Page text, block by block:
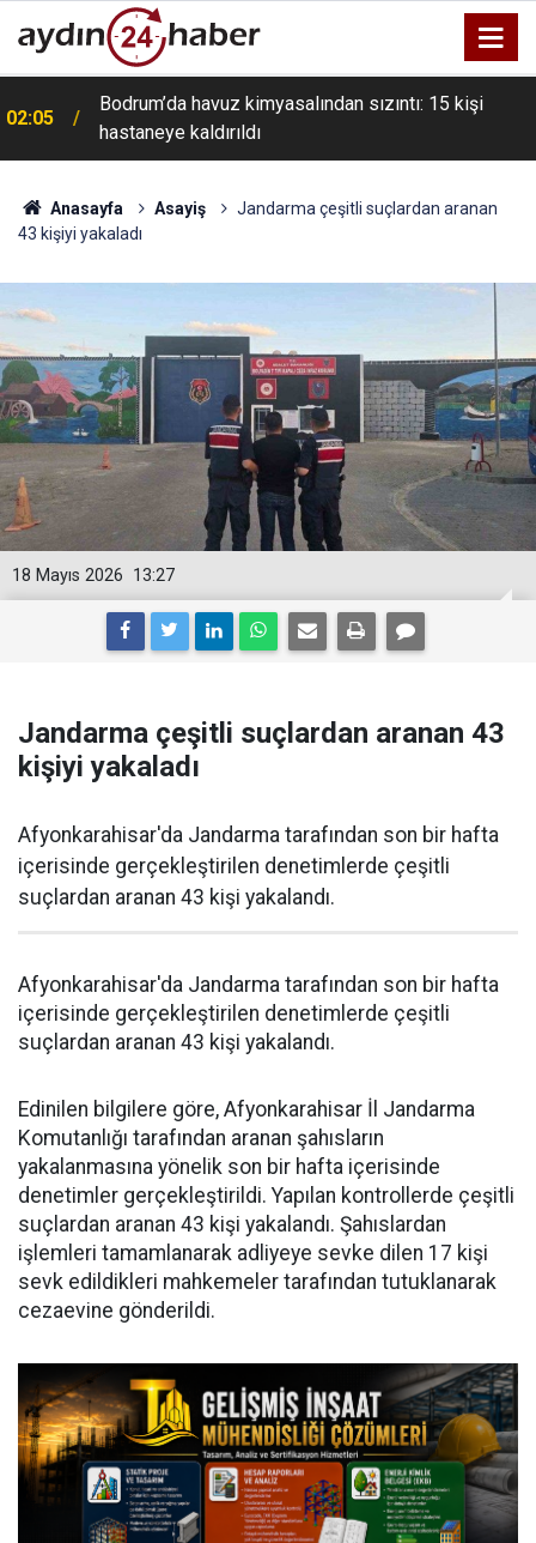
02:05
Bodrum’da havuz kimyasalından sızıntı: 15 kişi
hastaneye kaldırıldı
Anasayfa Asayiş
Jandarma çeşitli suçlardan aranan
43 kişiyi yakaladı
13:27
18 Mayıs 2026
Jandarma çeşitli suçlardan aranan 43
kişiyi yakaladı
Afyonkarahisar'da Jandarma tarafından son bir hafta
içerisinde gerçekleştirilen denetimlerde çeşitli
suçlardan aranan 43 kişi yakalandı.
Afyonkarahisar'da Jandarma tarafından son bir hafta
içerisinde gerçekleştirilen denetimlerde çeşitli
suçlardan aranan 43 kişi yakalandı.
Edinilen bilgilere göre, Afyonkarahisar İl Jandarma
Komutanlığı tarafından aranan şahısların
yakalanmasına yönelik son bir hafta içerisinde
denetimler gerçekleştirildi. Yapılan kontrollerde çeşitli
suçlardan aranan 43 kişi yakalandı. Şahıslardan
işlemleri tamamlanarak adliyeye sevke dilen 17 kişi
sevk edildikleri mahkemeler tarafından tutuklanarak
cezaevine gönderildi.